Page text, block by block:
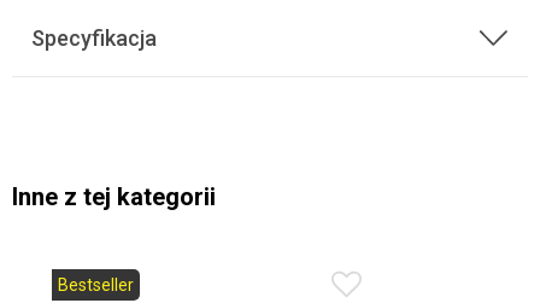
Specyfikacja
Inne z tej kategorii
Bestseller